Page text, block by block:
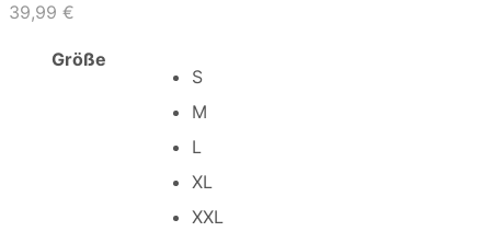
39,99 €
Größe
S
M
L
XL
XXL